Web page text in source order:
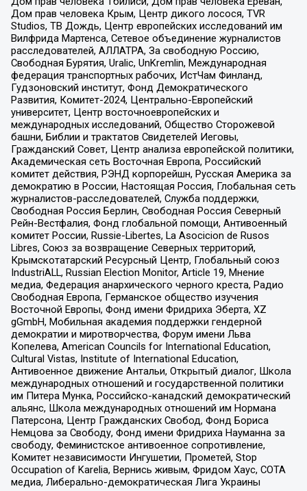
Дом прав человека Крым, Центр дикого лосося, TVR
Studios, ТВ Дождь, Центр европейских исследований им
Вилфрида Мартенса, Сетевое объединение журналистов
расследователей, АЛЛАТРА, За свободную Россию,
Свободная Бурятия, Uralic, UnKremlin, Международная
федерация транспортных рабочих, ИстЧам Финланд,
Гудзоновский институт, Фонд Демократического
Развития, Комитет-2024, Центрально-Европейский
университет, Центр восточноевропейских и
международных исследований, Общество Сторожевой
башни, Библии и трактатов Свидетелей Иеговы,
Гражданский Совет, Центр анализа европейской политики,
Академическая сеть Восточная Европа, Российский
комитет действия, РЭНД корпорейшн, Русская Америка за
демократию в России, Настоящая Россия, Глобальная сеть
журналистов-расследователей, Служба поддержки,
Свободная Россия Берлин, Свободная Россия Северный
Рейн-Вестфалия, Фонд глобальной помощи, Антивоенный
комитет России, Russie-Libertes, La Asocicion de Rusos
Libres, Союз за возвращение Северных территорий,
Крымскотатарский Ресурсный Центр, Глобальный союз
IndustriALL, Russian Election Monitor, Article 19, Мнение
медиа, Федерация анархического черного креста, Радио
Свободная Европа, Германское общество изучения
Восточной Европы, Фонд имени Фридриха Эберта, XZ
gGmbH, Мобильная академия поддержки гендерной
демократии и миротворчества, Форум имени Льва
Копелева, American Councils for International Education,
Cultural Vistas, Institute of International Education,
Антивоенное движение Антальи, Открытый диалог, Школа
международных отношений и государственной политики
им Питера Мунка, Российско-канадский демократический
альянс, Школа международных отношений им Нормана
Патерсона, Центр Гражданских Свобод, Фонд Бориса
Немцова за Свободу, Фонд имени Фридриха Науманна за
свободу, Феминистское антивоенное сопротивление,
Комитет независимости Ингушетии, Прометей, Stop
Occupation of Karelia, Вернись живым, Фридом Хаус, СОТА
медиа, Либерально-демократическая Лига Украины